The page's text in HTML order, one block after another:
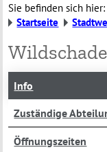
Sie befinden sich hier:
Startseite
Info
Zuständige
Öffnungszeiten